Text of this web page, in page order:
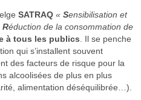
SATRAQ « Sensibilisation et
Réduction de la consommation de
à tous les publics . Il se penche
qui s’installent souvent
des facteurs de risque pour la
alcoolisées de plus en plus
alimentation déséquilibrée…).